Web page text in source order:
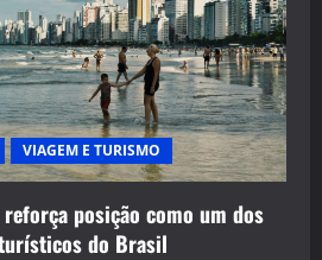
VIAGEM E TURISMO
posição como um dos
do Brasil